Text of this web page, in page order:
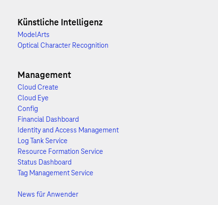
Künstliche Intelligenz
ModelArts
Optical Character Recognition
Management
Cloud Create
Cloud Eye
Config
Financial Dashboard
Identity and Access Management
Log Tank Service
Resource Formation Service
Status Dashboard
Tag Management Service
News für Anwender